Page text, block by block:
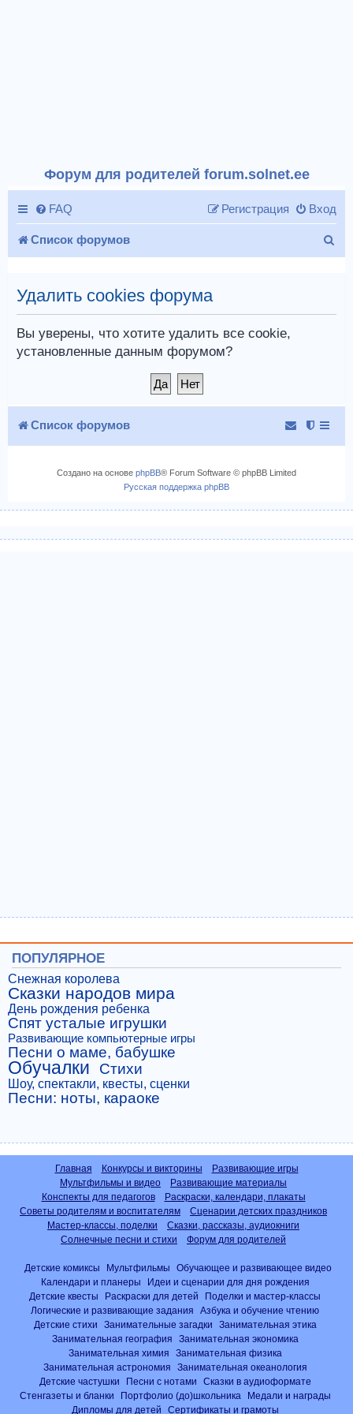
Форум для родителей forum.solnet.ee
FAQ Вход
Регистрация
Список форумов
с
Удалить cookies форума
Вы уверены, что хотите удалить все cookie,
установленные данным форумом?
Список форумов
Создано на основе phpBB® Forum Software © phpBB Limited
Русская поддержка phpBB
ПОПУЛЯРНОЕ
Снежная королева
Сказки народов мира
День рождения ребенка
Спят усталые игрушки
Развивающие компьютерные игры
Песни о маме, бабушке
Обучалки Стихи
Шоу, спектакли, квесты, сценки
Песни: ноты, караоке
Главная Конкурсы и викторины
Развивающие игры
Мультфильмы и видео
Развивающие материалы
Конспекты для педагогов
Раскраски, календари, плакаты
Советы родителям и воспитателям
Сценарии детских праздников
Мастер-классы, поделки
Сказки, рассказы, аудиокниги
Солнечные песни и стихи
Форум для родителей
Детские комиксы Мультфильмы
Обучающее и развивающее видео
Календари и планеры
Идеи и сценарии для дня рождения
Детские квесты
Раскраски для детей
Поделки и мастер-классы
Логические и развивающие задания
Азбука и обучение чтению
Детские стихи
Занимательные загадки
Занимательная этика
Занимательная география
Занимательная экономика
Занимательная химия
Занимательная физика
Занимательная астрономия
Занимательная океанология
Детские частушки
Песни с нотами
Сказки в аудиоформате
Стенгазеты и бланки
Портфолио (до)школьника
Медали и награды
Дипломы для детей
Сертификаты и грамоты